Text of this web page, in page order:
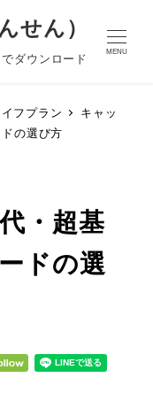
せん）
ダウンロード MENU
イフプラン
キャッ
の選び方
・超基
ドの選